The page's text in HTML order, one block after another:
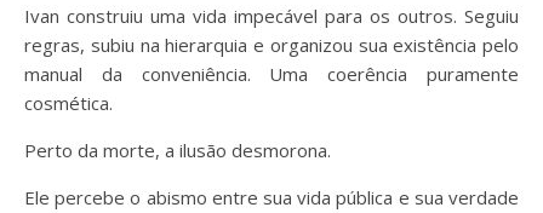
Ivan construiu uma vida impecável para os outros. Seguiu
regras, subiu na hierarquia e organizou sua existência pelo
manual da conveniência. Uma coerência puramente
cosmética.
Perto da morte, a ilusão desmorona.
Ele percebe o abismo entre sua vida pública e sua verdade